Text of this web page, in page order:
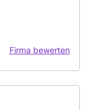
Firma bewerten